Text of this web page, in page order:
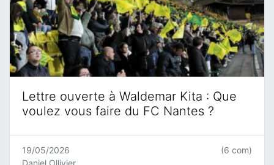
Lettre ouverte à Waldemar Kita : Que
voulez vous faire du FC Nantes ?
19/05/2026
Daniel Ollivier
(6 com)